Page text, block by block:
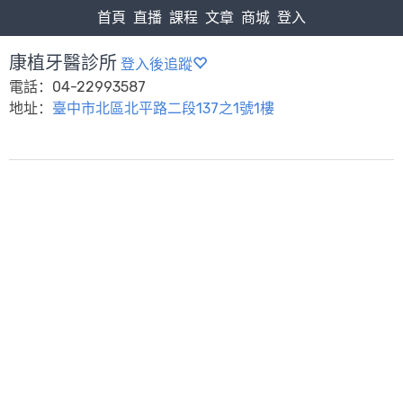
首頁 直播 課程 文章 商城 登入
康植牙醫診所 登入後追蹤
電話：04-22993587
地址： 臺中市北區北平路二段137之1號1樓